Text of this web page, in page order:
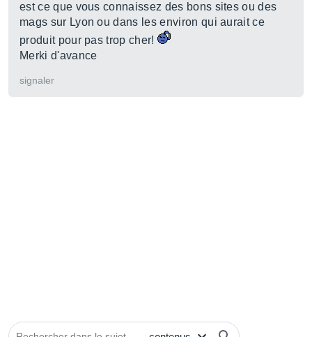
est ce que vous connaissez des bons sites ou des
mags sur Lyon ou dans les environ qui aurait ce
produit pour pas trop cher!
Merki d'avance
signaler